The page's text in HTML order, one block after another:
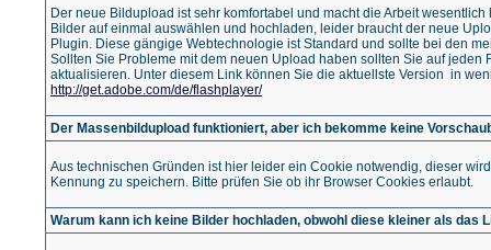
Der neue Bildupload ist sehr komfortabel und macht die Arbeit
Bilder auf einmal auswählen und hochladen, leider braucht der neue
Plugin. Diese gängige Webtechnologie ist Standard und sollte bei den
Sollten Sie Probleme mit dem neuen Upload haben sollten Sie auf jeden
aktualisieren. Unter diesem Link können Sie die aktuellste Version in
http://get.adobe.com/de/flashplayer/
Der Massenbildupload funktioniert, aber ich bekomme keine
Aus technischen Gründen ist hier leider ein Cookie notwendig, dieser
Kennung zu speichern. Bitte prüfen Sie ob ihr Browser Cookies erlaubt.
Warum kann ich keine Bilder hochladen, obwohl diese kleiner als das